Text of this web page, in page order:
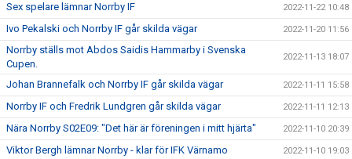
Sex spelare lämnar Norrby IF 2022-11-22 10:48
Ivo Pekalski och Norrby IF går skilda vägar 2022-11-20 11:56
Norrby ställs mot Abdos Saidis Hammarby i Svenska
Cupen.
2022-11-13 18:07
Johan Brannefalk och Norrby IF går skilda vägar 2022-11-11 15:58
Norrby IF och Fredrik Lundgren går skilda vägar 2022-11-11 12:13
Nära Norrby S02E09: "Det här är föreningen i mitt hjärta" 2022-11-10 20:39
Viktor Bergh lämnar Norrby - klar för IFK Värnamo 2022-11-10 19:03